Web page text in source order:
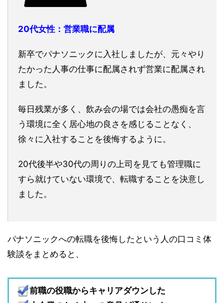
20代女性：営業職に配属
新卒でパナソニックに入社しましたが、元々やり
たかった人事の仕事に配属されず営業に配属され
ました。
毎日残業が多く、飲み会の場では会社の愚痴を言
う環境に全く居心地の良さを感じることなく、
徐々に入社することを後悔するように。
20代後半や30代の周りの上司を見ても管理職に
すら就けていない環境で、転職することを決意し
ました。
パナソニックへの転職を後悔したという人の口コミ体
験談をまとめると、
前職の役職からキャリアダウンした